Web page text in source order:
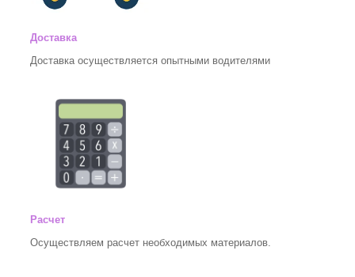
Доставка
Доставка осуществляется опытными водителями
Расчет
Осуществляем расчет необходимых материалов.